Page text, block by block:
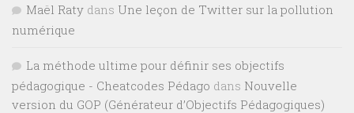
Maël Raty dans Une leçon de Twitter sur la pollution
numérique
La méthode ultime pour définir ses objectifs
pédagogique - Cheatcodes Pédago dans Nouvelle
version du GOP (Générateur d’Objectifs Pédagogiques)